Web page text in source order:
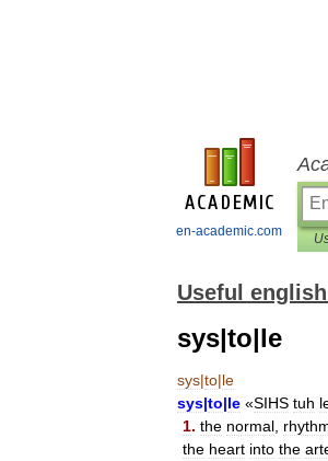
en-academic.com
Useful
sys|to|le
sys|to|le
sys|to|le «SIHS tuh
1. the normal
the heart into the